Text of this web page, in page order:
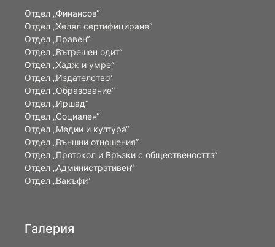
Отдел „Финансов“
Отдел „Хелял сертифициране“
Отдел „Правен“
Отдел „Вътрешен одит“
Отдел „Хадж и умре“
Отдел „Издателство“
Отдел „Образование“
Отдел „Иршад“
Отдел „Социален“
Отдел „Медии и култура“
Отдел „Външни отношения”
Oтдел „Протокол и Връзки с обществеността“
Отдел „Административен“
Отдел „Вакъфи“
Галерия